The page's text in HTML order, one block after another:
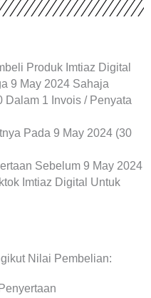
Produk Imtiaz Digital
9 May 2024 Sahaja
Dalam 1 Invois / Penyata
Pada 9 May 2024 (30
Sebelum 9 May 2024
Imtiaz Digital Untuk
Nilai Pembelian: